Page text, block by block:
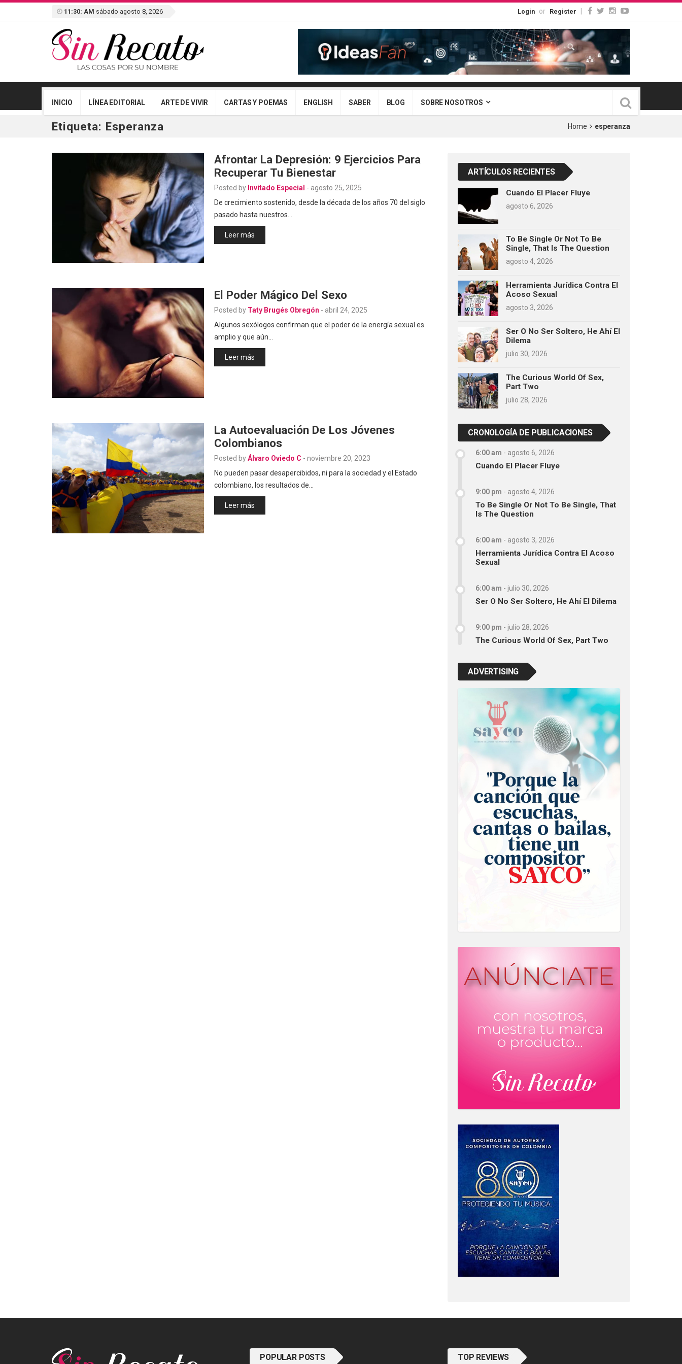
11:30: AM sábado agosto 8, 2026 Login or Register
INICIO LÍNEA EDITORIAL ARTE DE VIVIR CARTAS Y POEMAS ENGLISH SABER BLOG SOBRE NOSOTROS
Etiqueta: Esperanza Home esperanza
Afrontar La Depresión: 9 Ejercicios Para
Recuperar Tu Bienestar
Posted by Invitado Especial - agosto 25, 2025
De crecimiento sostenido, desde la década de los años 70 del siglo
pasado hasta nuestros…
Leer más
El Poder Mágico Del Sexo
Posted by Taty Brugés Obregón - abril 24, 2025
Algunos sexólogos confirman que el poder de la energía sexual es
amplio y que aún…
Leer más
La Autoevaluación De Los Jóvenes
Colombianos
Posted byÁlvaro Oviedo C - noviembre 20, 2023
No pueden pasar desapercibidos, ni para la sociedad y el Estado
colombiano, los resultados de…
Leer más
ARTÍCULOS RECIENTES
Cuando El Placer Fluye
agosto 6, 2026
To Be Single Or Not To Be
Single, That Is The Question
agosto 4, 2026
Herramienta Jurídica Contra El
Acoso Sexual
agosto 3, 2026
Ser O No Ser Soltero, He Ahí El
Dilema
julio 30, 2026
The Curious World Of Sex,
Part Two
julio 28, 2026
CRONOLOGÍA DE PUBLICACIONES
6:00 am - agosto 6, 2026
Cuando El Placer Fluye
9:00 pm - agosto 4, 2026
To Be Single Or Not To Be Single, That
Is The Question
6:00 am - agosto 3, 2026
Herramienta Jurídica Contra El Acoso
Sexual
6:00 am - julio 30, 2026
Ser O No Ser Soltero, He Ahí El Dilema
9:00 pm - julio 28, 2026
The Curious World Of Sex, Part Two
ADVERTISING
POPULAR POSTS TOP REVIEWS